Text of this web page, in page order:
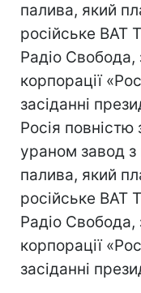
палива, який
російське ВАТ
Радіо Свобода,
корпорації
засіданні
Росія
ураном завод
палива, який
російське ВАТ
Радіо Свобода,
корпорації
засіданні